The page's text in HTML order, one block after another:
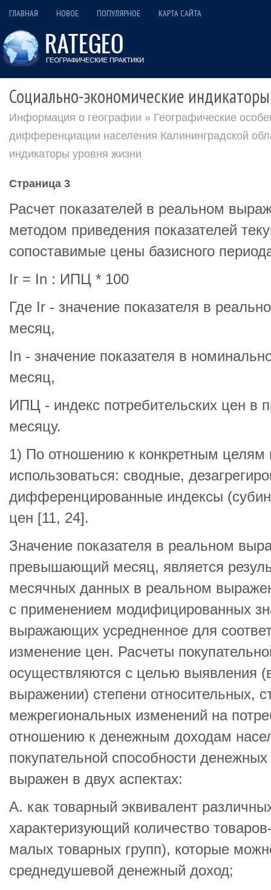
ГЛАВНАЯ НОВОЕ ПОПУЛЯРНОЕ КАРТА САЙТА
Социально-экономические
Информация о географии » Географические
дифференциации населения Калининградской
индикаторы уровня жизни
Страница 3
Расчет показателей в реальном
методом приведения показателей
сопоставимые цены базисного
Ir = In : ИПЦ * 100
Где Ir - значение показателя в
месяц,
In - значение показателя в
месяц,
ИПЦ - индекс потребительских цен в
месяцу.
1) По отношению к конкретным целям
использоваться: сводные,
дифференцированные индексы
цен [11, 24].
Значение показателя в реальном
превышающий месяц, является
месячных данных в реальном
с применением модифицированных
выражающих усредненное для
изменение цен. Расчеты
осуществляются с целью выявления
выражении) степени относительных,
межрегиональных изменений на
отношению к денежным доходам
покупательной способности
выражен в двух аспектах:
А. как товарный эквивалент
характеризующий количество
малых товарных групп), которые
среднедушевой денежный доход;